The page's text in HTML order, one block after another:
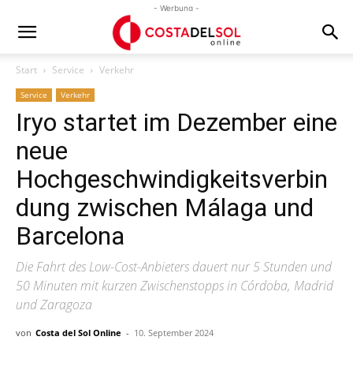
- Werbung -
Start Service Verkehr
Service Verkehr
Iryo startet im Dezember eine
neue
Hochgeschwindigkeitsverbin
dung zwischen Málaga und
Barcelona
Die Fahrt des Low-Cost-Anbieters dauert nur 5 Stunden und
50 Minuten mit kurzen Zwischenstopps in Córdoba, Madrid
und Zaragoza
von Costa del Sol Online - 10. September 2024